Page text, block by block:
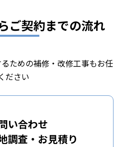
ご契約までの流れ
ための補修・改修工事もお任
ださい
い合わせ
調査・お見積り